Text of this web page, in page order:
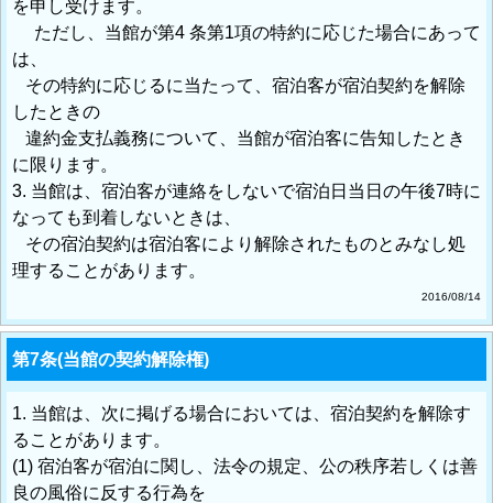
を申し受けます。
ただし、当館が第4 条第1項の特約に応じた場合にあって
は、
その特約に応じるに当たって、宿泊客が宿泊契約を解除
したときの
違約金支払義務について、当館が宿泊客に告知したとき
に限ります。
3. 当館は、宿泊客が連絡をしないで宿泊日当日の午後7時に
なっても到着しないときは、
その宿泊契約は宿泊客により解除されたものとみなし処
理することがあります。
2016/08/14
第7条(当館の契約解除権)
1. 当館は、次に掲げる場合においては、宿泊契約を解除す
ることがあります。
(1) 宿泊客が宿泊に関し、法令の規定、公の秩序若しくは善
良の風俗に反する行為を